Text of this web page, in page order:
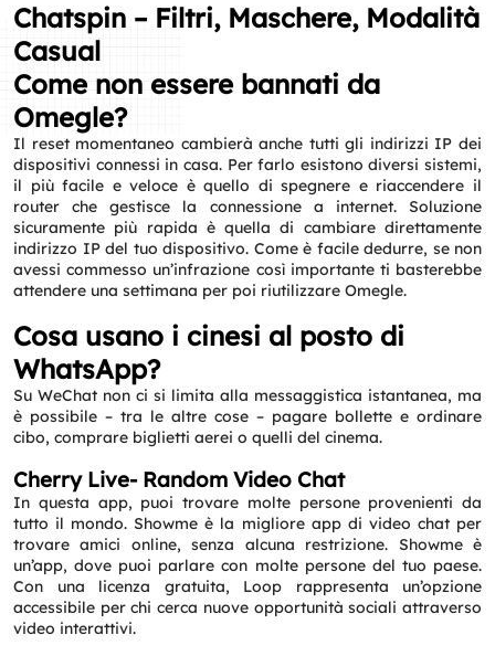
Chatspin – Filtri, Maschere, Modalità
Casual
Come non essere bannati da
Omegle?
Il reset momentaneo cambierà anche tutti gli indirizzi IP dei
dispositivi connessi in casa. Per farlo esistono diversi sistemi,
il più facile e veloce è quello di spegnere e riaccendere il
router che gestisce la connessione a internet. Soluzione
sicuramente più rapida è quella di cambiare direttamente
indirizzo IP del tuo dispositivo. Come è facile dedurre, se non
avessi commesso un’infrazione così importante ti basterebbe
attendere una settimana per poi riutilizzare Omegle.
Cosa usano i cinesi al posto di
WhatsApp?
Su WeChat non ci si limita alla messaggistica istantanea, ma
è possibile – tra le altre cose – pagare bollette e ordinare
cibo, comprare biglietti aerei o quelli del cinema.
Cherry Live- Random Video Chat
In questa app, puoi trovare molte persone provenienti da
tutto il mondo. Showme è la migliore app di video chat per
trovare amici online, senza alcuna restrizione. Showme è
un’app, dove puoi parlare con molte persone del tuo paese.
Con una licenza gratuita, Loop rappresenta un’opzione
accessibile per chi cerca nuove opportunità sociali attraverso
video interattivi.